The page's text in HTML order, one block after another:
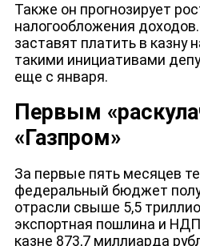
Также он прогнозирует
налогообложения
заставят платить в казну
такими инициативами
еще с января.
Первым
«Газпром»
За первые пять месяцев
федеральный бюджет
отрасли свыше 5,5
экспортная пошлина и
казне 873,7 миллиарда